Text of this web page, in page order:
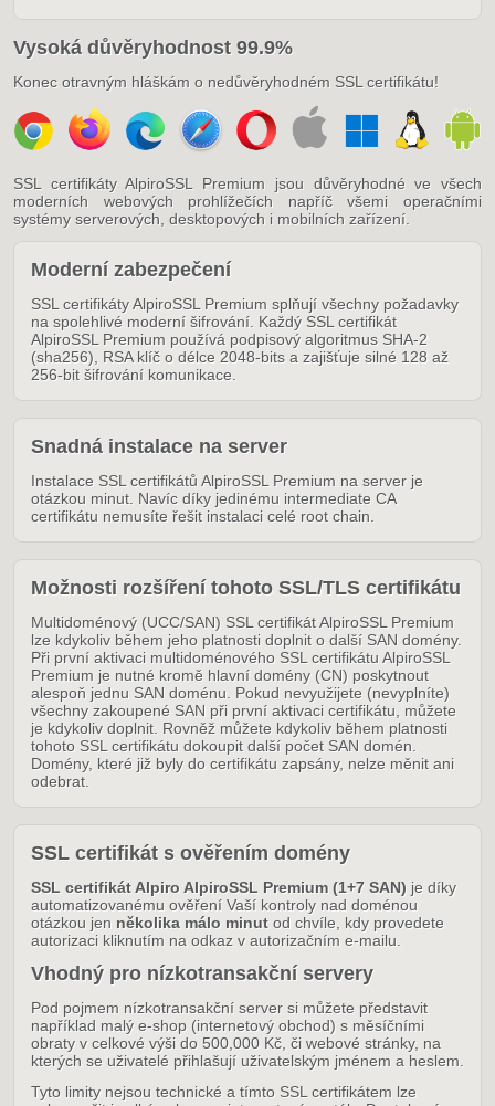
Vysoká důvěryhodnost 99.9%
Konec otravným hláškám o nedůvěryhodném SSL certifikátu!
SSL certifikáty AlpiroSSL Premium jsou důvěryhodné ve všech
moderních webových prohlížečích napříč všemi operačními
systémy serverových, desktopových i mobilních zařízení.
Moderní zabezpečení
SSL certifikáty AlpiroSSL Premium splňují všechny požadavky
na spolehlivé moderní šifrování. Každý SSL certifikát
AlpiroSSL Premium používá podpisový algoritmus SHA-2
(sha256), RSA klíč o délce 2048-bits a zajišťuje silné 128 až
256-bit šifrování komunikace.
Snadná instalace na server
Instalace SSL certifikátů AlpiroSSL Premium na server je
otázkou minut. Navíc díky jedinému intermediate CA
certifikátu nemusíte řešit instalaci celé root chain.
Možnosti rozšíření tohoto SSL/TLS certifikátu
Multidoménový (UCC/SAN) SSL certifikát AlpiroSSL Premium
lze kdykoliv během jeho platnosti doplnit o další SAN domény.
Při první aktivaci multidoménového SSL certifikátu AlpiroSSL
Premium je nutné kromě hlavní domény (CN) poskytnout
alespoň jednu SAN doménu. Pokud nevyužijete (nevyplníte)
všechny zakoupené SAN při první aktivaci certifikátu, můžete
je kdykoliv doplnit. Rovněž můžete kdykoliv během platnosti
tohoto SSL certifikátu dokoupit další počet SAN domén.
Domény, které již byly do certifikátu zapsány, nelze měnit ani
odebrat.
SSL certifikát s ověřením domény
SSL certifikát Alpiro AlpiroSSL Premium (1+7 SAN) je díky
automatizovanému ověření Vaší kontroly nad doménou
otázkou jen několika málo minut od chvíle, kdy provedete
autorizaci kliknutím na odkaz v autorizačním e-mailu.
Vhodný pro nízkotransakční servery
Pod pojmem nízkotransakční server si můžete představit
například malý e-shop (internetový obchod) s měsíčními
obraty v celkové výši do 500,000 Kč, či webové stránky, na
kterých se uživatelé přihlašují uživatelským jménem a heslem.
Tyto limity nejsou technické a tímto SSL certifikátem lze